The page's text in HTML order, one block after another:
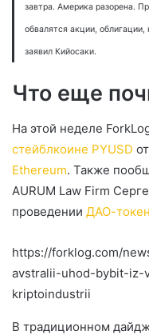
завтра. Америка разорена.
обвалятся акции,
заявил Кийосаки.
Что еще
На этой неделе
стейблкоине PYUSD
Ethereum. Также
AURUM Law Firm
проведении ДАО-
https://forklog.com/
avstralii-uhod-bybit-
kriptoindustrii
В традиционном